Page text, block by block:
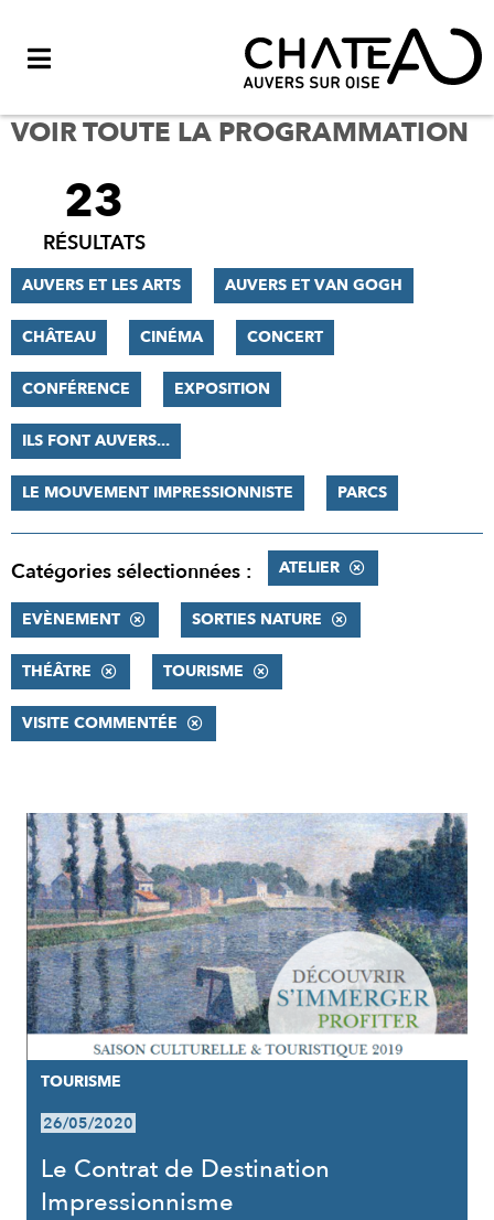
VOIR TOUTE LA PROGRAMMATION
FILTRER
RÉSULTATS
23
RÉSULTATS
AUVERS ET LES ARTS AUVERS ET VAN GOGH
CHÂTEAU CINÉMA CONCERT
CONFÉRENCE EXPOSITION
ILS FONT AUVERS...
LE MOUVEMENT IMPRESSIONNISTE PARCS
Catégories sélectionnées : ATELIER
EVÈNEMENT SORTIES NATURE
THÉÂTRE TOURISME
VISITE COMMENTÉE
RÉSULTATS
TOURISME
26/05/2020
Le Contrat de Destination
Impressionnisme